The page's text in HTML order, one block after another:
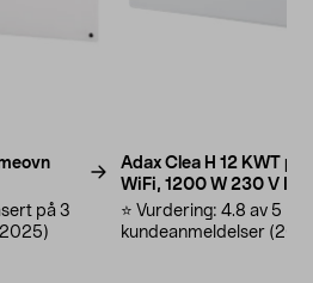
på 3
Adax Clea H 12 KWT
WiFi, 1200 W 230 V
⭐️ Vurdering: 4.8 av 5 -
kundeanmeldelser